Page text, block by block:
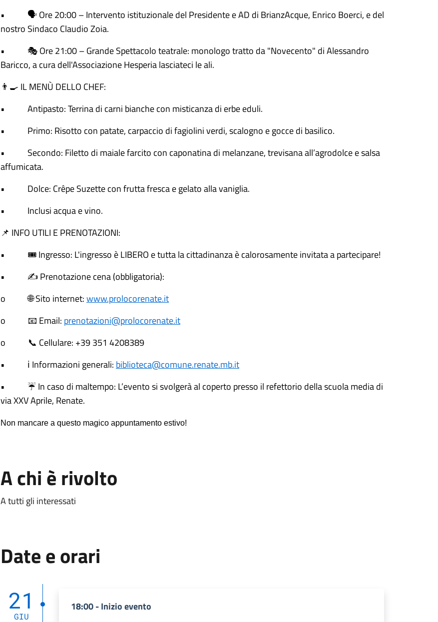
•
🗣️Ore 20:00 – Intervento istituzionale del Presidente e AD di BrianzAcque, Enrico Boerci, e del
nostro Sindaco Claudio Zoia.
•
🎭Ore 21:00 – Grande Spettacolo teatrale: monologo tratto da "Novecento" di Alessandro
Baricco, a cura dell'Associazione Hesperia lasciateci le ali.
👨‍🍳 IL MENÙ DELLO CHEF:
• Antipasto: Terrina di carni bianche con misticanza di erbe eduli.
• Primo: Risotto con patate, carpaccio di fagiolini verdi, scalogno e gocce di basilico.
• Secondo: Filetto di maiale farcito con caponatina di melanzane, trevisana all’agrodolce e salsa
affumicata.
• Dolce: Crêpe Suzette con frutta fresca e gelato alla vaniglia.
• Inclusi acqua e vino.
📌 INFO UTILI E PRENOTAZIONI:
•
🎟️Ingresso: L'ingresso è LIBERO e tutta la cittadinanza è calorosamente invitata a partecipare!
•
✍️Prenotazione cena (obbligatoria):
o🌐Sito internet:www.prolocorenate.it
o
📧 Email: prenotazioni@prolocorenate.it
o
📞 Cellulare: +39 351 4208389
•
ℹ️ Informazioni generali: biblioteca@comune.renate.mb.it
•
☔In caso di maltempo: L’evento si svolgerà al coperto presso il refettorio della scuola media di
via XXV Aprile, Renate.
Non mancare a questo magico appuntamento estivo!
A chi è rivolto
A tutti gli interessati
Date e orari
21
GIU
18:00 - Inizio evento